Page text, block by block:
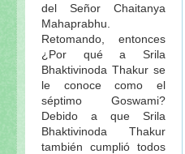
del Señor Chaitanya
Mahaprabhu.
Retomando, entonces
¿Por qué a Srila
Bhaktivinoda Thakur se
le conoce como el
séptimo Goswami?
Debido a que Srila
Bhaktivinoda Thakur
también cumplió todos